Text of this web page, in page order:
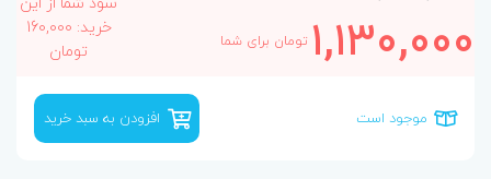
1,130,000 تومان برای شما
خرید: 160,000
تومان
موجود است افزودن به سبد خرید